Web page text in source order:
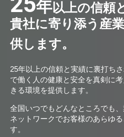
年以上の信頼
貴社に寄り添う産
供します。
25年以上の信頼と実績に裏打ち
で働く人の健康と安全を真剣に
きる環境を提供します。
全国いつでもどんなところでも
ネットワークでお客様のあらゆ
す。